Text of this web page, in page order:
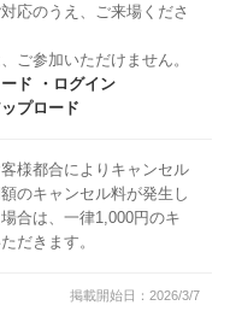
応のうえ、ご来場くださ
ご参加いただけません。
ド ・ログイン
プロード
様都合によりキャンセル
のキャンセル料が発生し
合は、一律1,000円のキ
だきます。
掲載開始日：2026/3/7